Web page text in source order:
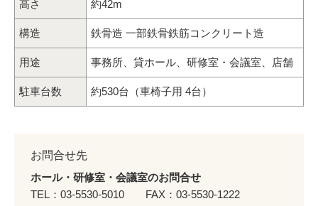
高さ 約42m
構造 鉄骨造 一部鉄骨鉄筋コンクリート造
用途 事務所、貸ホール、研修室・会議室、店舗
駐車台数 約530台（車椅子用 4台）
お問合せ先
ホール・研修室・会議室のお問合せ
TEL：03-5530-5010
FAX：03-5530-1222